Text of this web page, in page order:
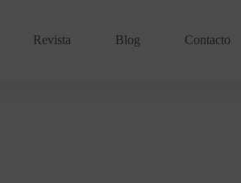
Revista Blog Contacto